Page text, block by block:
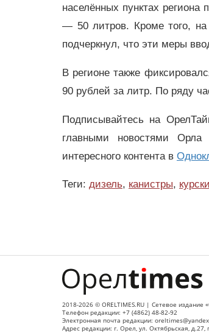
населённых пунктах
— 50 литров. Кроме того, на
подчеркнул, что эти меры
В регионе также
90 рублей за литр. По ряду
Подписывайтесь на
главными новостями
интересного контента в
Теги: дизель, канистры,
2018-2026 © ORELTIMES.RU | Сетевое издание
Телефон редакции: +7 (4862) 48-82-92
Электронная почта редакции:
Адрес редакции: г. Орел, ул. Октябрьская, д.27,